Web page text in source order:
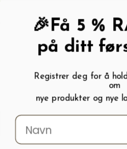
Menu Søk
Hjem
1.1cm x 120cm
🎉Få 5 %
på ditt
Registrer deg for å
om
nye produkter og nye